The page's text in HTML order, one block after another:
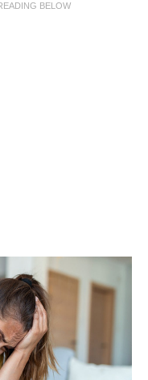
BELOW